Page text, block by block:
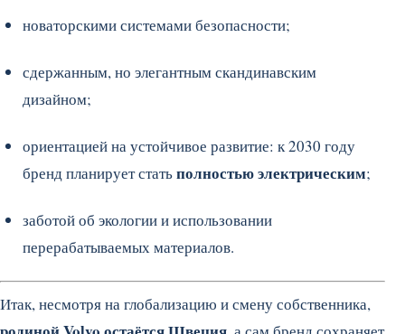
новаторскими системами безопасности;
сдержанным, но элегантным скандинавским
дизайном;
ориентацией на устойчивое развитие: к 2030 году
бренд планирует статьполностью электрическим;
заботой об экологии и использовании
перерабатываемых материалов.
Итак, несмотря на глобализацию и смену собственника,